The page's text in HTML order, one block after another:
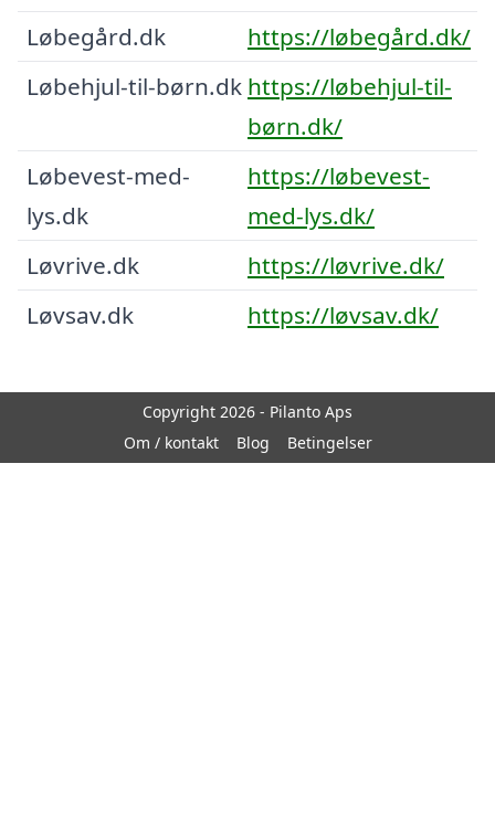
Løbegård.dk
https://løbegård.dk/
Løbehjul-til-børn.dk https://løbehjul-til-
børn.dk/
Løbevest-med-
lys.dk
https://løbevest-
med-lys.dk/
Løvrive.dk
https://løvrive.dk/
Løvsav.dk
https://løvsav.dk/
Copyright 2026 - Pilanto Aps
Om / kontakt
Blog Betingelser